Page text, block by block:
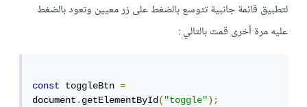
لتطبيق قائمة جانبية تتوسع بالضغط على زر معيين وتعود بالضغط
عليه مرة أخرى قمت بالتالي :
const toggleBtn =
document.getElementById("toggle");